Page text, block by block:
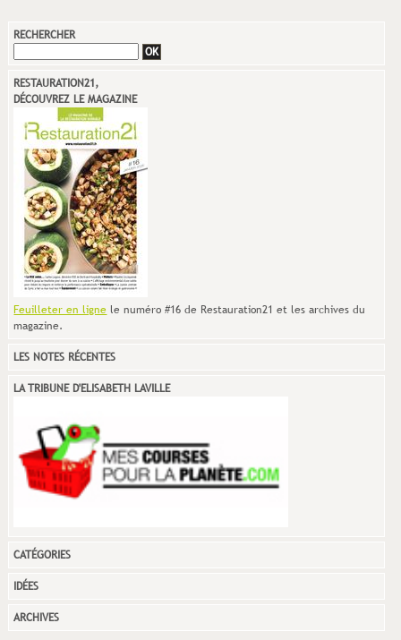
RECHERCHER
RESTAURATION21,
DÉCOUVREZ LE MAGAZINE
Feuilleter en ligne le numéro #16 de Restauration21 et les archives du
magazine.
LES NOTES RÉCENTES
LA TRIBUNE D'ELISABETH LAVILLE
CATÉGORIES
IDÉES
ARCHIVES